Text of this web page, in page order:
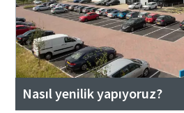
Nasıl yenilik yapıyoruz?